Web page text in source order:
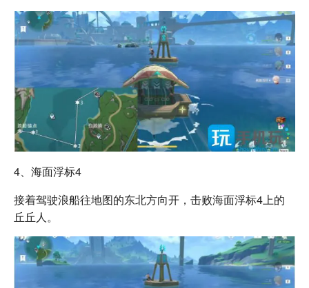
4、海面浮标4
接着驾驶浪船往地图的东北方向开，击败海面浮标4上的
丘丘人。